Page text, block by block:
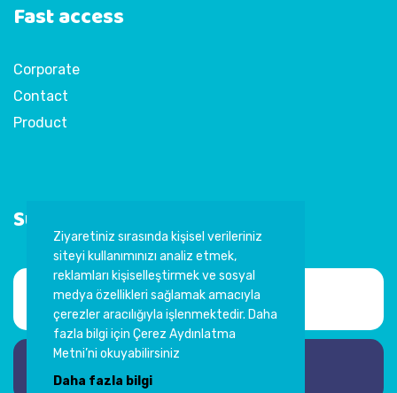
Fast access
Corporate
Contact
Product
Subscribe to Newsletter
Ziyaretiniz sırasında kişisel verileriniz
siteyi kullanımınızı analiz etmek,
reklamları kişiselleştirmek ve sosyal
medya özellikleri sağlamak amacıyla
çerezler aracılığıyla işlenmektedir. Daha
fazla bilgi için Çerez Aydınlatma
Metni’ni okuyabilirsiniz
Daha fazla bilgi